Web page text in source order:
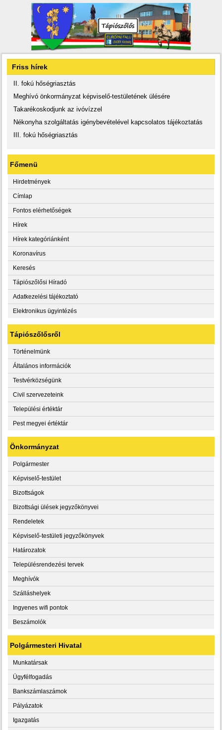
Friss hírek
II. fokú hőségriasztás
Meghívó önkormányzat képviselő-testületének ülésére
Takarékoskodjunk az ivóvízzel
Nékonyha szolgáltatás igénybevételével kapcsolatos tájékoztatás
III. fokú hőségriasztás
Főmenü
Hirdetmények
Címlap
Fontos elérhetőségek
Hírek
Hírek kategóriánként
Koronavírus
Keresés
Tápiószőlősi Híradó
Adatkezelési tájékoztató
Elektronikus ügyintézés
Tápiószőlősről
Történelmünk
Általános információk
Testvérközségünk
Civil szervezeteink
Települési értéktár
Pest megyei értéktár
Önkormányzat
Polgármester
Képviselő-testület
Bizottságok
Bizottsági ülések jegyzőkönyvei
Rendeletek
Képviselő-testületi jegyzőkönyvek
Határozatok
Településrendezési tervek
Meghívók
Szálláshelyek
Ingyenes wifi pontok
Beszámolók
Polgármesteri Hivatal
Munkatársak
Ügyfélfogadás
Bankszámlaszámok
Pályázatok
Igazgatás